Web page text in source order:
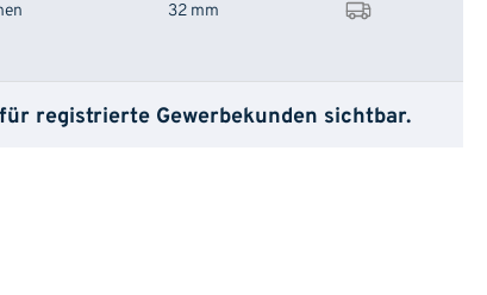
32 mm
registrierte Gewerbekunden sichtbar.